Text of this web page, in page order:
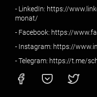
- LinkedIn: https://
monat/
- Facebook: https://
- Instagram: https://
- Telegram: https://t.me/